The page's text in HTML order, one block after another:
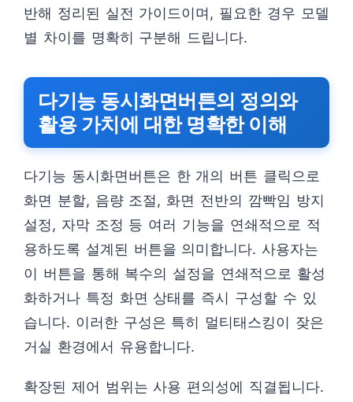
반해 정리된 실전 가이드이며, 필요한 경우 모델
별 차이를 명확히 구분해 드립니다.
다기능 동시화면버튼의 정의와
활용 가치에 대한 명확한 이해
다기능 동시화면버튼은 한 개의 버튼 클릭으로
화면 분할, 음량 조절, 화면 전반의 깜빡임 방지
설정, 자막 조정 등 여러 기능을 연쇄적으로 적
용하도록 설계된 버튼을 의미합니다. 사용자는
이 버튼을 통해 복수의 설정을 연쇄적으로 활성
화하거나 특정 화면 상태를 즉시 구성할 수 있
습니다. 이러한 구성은 특히 멀티태스킹이 잦은
거실 환경에서 유용합니다.
확장된 제어 범위는 사용 편의성에 직결됩니다.